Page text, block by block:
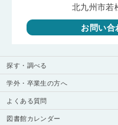
探す・調べる
学外・卒業生の方へ
よくある質問
図書館カレンダー
北九州市若
お問い合